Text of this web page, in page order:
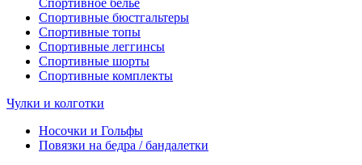
Спортивное белье
Спортивные бюстгальтеры
Спортивные топы
Спортивные леггинсы
Спортивные шорты
Спортивные комплекты
Чулки и колготки
Носочки и Гольфы
Повязки на бедра / бандалетки